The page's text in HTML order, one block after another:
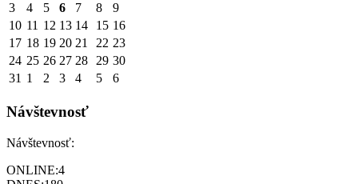
3
4 5 6 7 8
9
10 11 12 13 14 15 16
17 18 19 20 21 22 23
24 25 26 27 28 29 30
31 1 2 3 4 5 6
Návštevnosť
Návštevnosť:
ONLINE:4